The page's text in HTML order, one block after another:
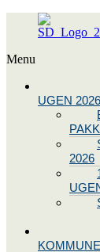
Menu
SPIL
UGEN 2026
2026
BLIV
KOMMUNE